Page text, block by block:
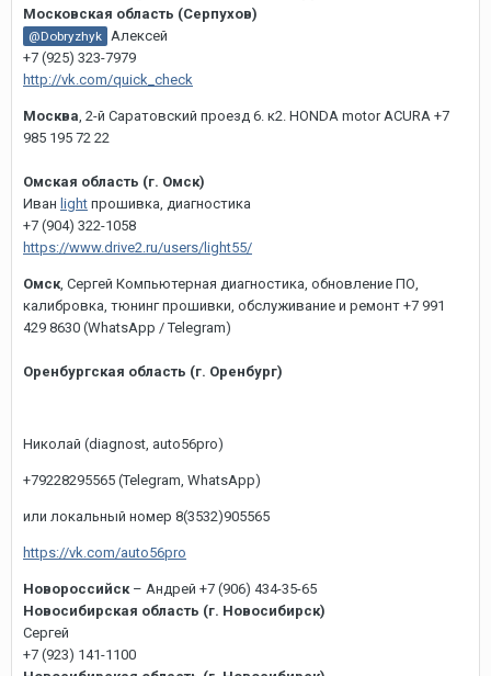
Московская область (Серпухов)
@Dobryzhyk Алексей
+7 (925) 323-7979
http://vk.com/quick_check
Москва, 2-й Саратовский проезд 6. к2. HONDA motor ACURA +7
985 195 72 22
Омская область (г. Омск)
Иван light прошивка, диагностика
+7 (904) 322-1058
https://www.drive2.ru/users/light55/
Омск, Сергей Компьютерная диагностика, обновление ПО,
калибровка, тюнинг прошивки, обслуживание и ремонт +7 991
429 8630 (WhatsApp / Telegram)
Оренбургская область (г. Оренбург)
Николай (diagnost, auto56pro)
+79228295565 (Telegram, WhatsApp)
или локальный номер 8(3532)905565
https://vk.com/auto56pro
Новороссийск– Андрей +7 (906) 434-35-65
Новосибирская область (г. Новосибирск)
Сергей
+7 (923) 141-1100